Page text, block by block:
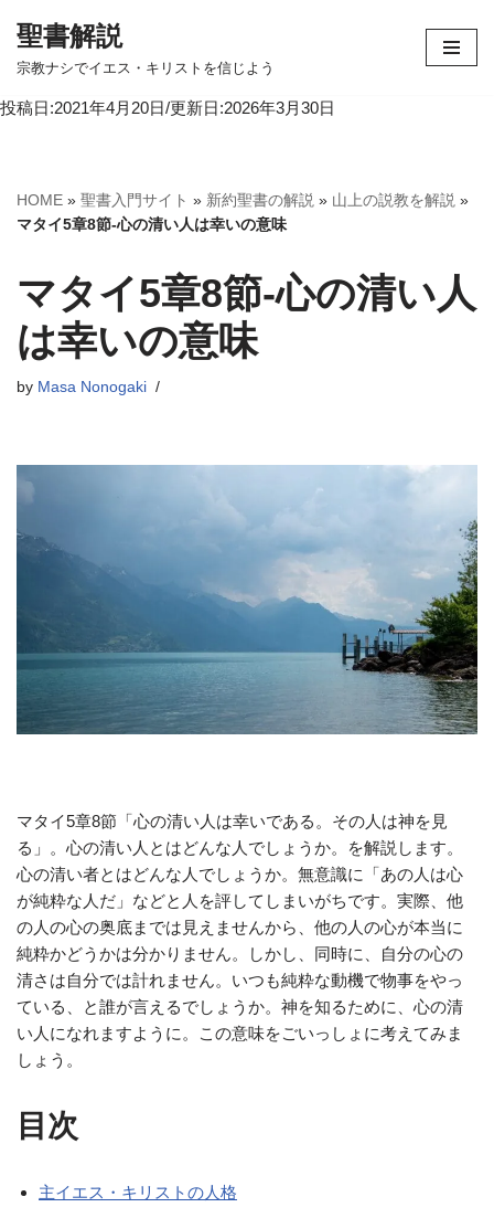
コ
テ
へ
ス
プ
聖書解説
宗教ナシでイエス・キリストを信じよう
投稿日:2021年4月20日/更新日:2026年3月30日
HOME » 聖書入門サイト » 新約聖書の解説 » 山上の説教を解説 »
マタイ5章8節-心の清い人は幸いの意味
マタイ5章8節-心の清い人
は幸いの意味
by Masa Nonogaki
マタイ5章8節「心の清い人は幸いである。その人は神を見
る」。心の清い人とはどんな人でしょうか。を解説します。
心の清い者とはどんな人でしょうか。無意識に「あの人は心
が純粋な人だ」などと人を評してしまいがちです。実際、他
の人の心の奥底までは見えませんから、他の人の心が本当に
純粋かどうかは分かりません。しかし、同時に、自分の心の
清さは自分では計れません。いつも純粋な動機で物事をやっ
ている、と誰が言えるでしょうか。神を知るために、心の清
い人になれますように。この意味をごいっしょに考えてみま
しょう。
目次
主イエス・キリストの人格